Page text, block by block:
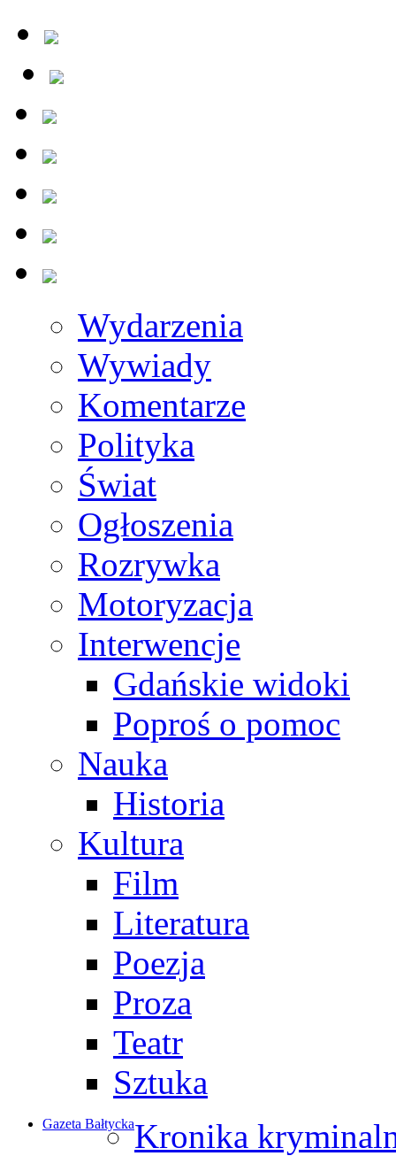
Wydarzenia
Wywiady
Komentarze
Polityka
Świat
Ogłoszenia
Rozrywka
Motoryzacja
Interwencje
Gdańskie widoki
Poproś o pomoc
Nauka
Historia
Kultura
Film
Literatura
Poezja
Proza
Teatr
Sztuka
Gazeta BałtyckaKronika